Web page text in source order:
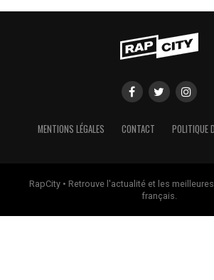
MENTIONS LÉGALES CONTACT POLITIQUE
RapCity • Retrouve l'actualité et les
français.